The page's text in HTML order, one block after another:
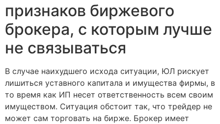
признаков биржевого
брокера, с которым лучше
не связываться
В случае наихудшего исхода ситуации, ЮЛ рискует
лишиться уставного капитала и имущества фирмы, в
то время как ИП несет ответственность всем своим
имуществом. Ситуация обстоит так, что трейдер не
может сам торговать на бирже. Брокер имеет